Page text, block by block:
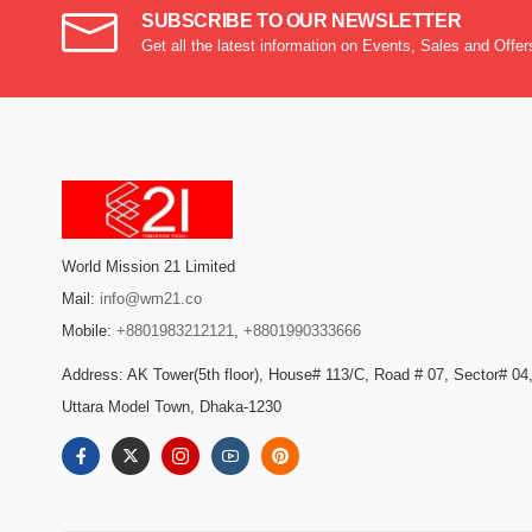
SUBSCRIBE TO OUR NEWSLETTER
Get all the latest information on Events, Sales and
World Mission 21 Limited
Mail: info@wm21.co
Mobile: +8801983212121, +8801990333666
Address: AK Tower(5th floor), House# 113/C, Road # 07, Sector# 04,
Uttara Model Town, Dhaka-1230